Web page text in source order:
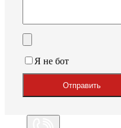
Я не бот